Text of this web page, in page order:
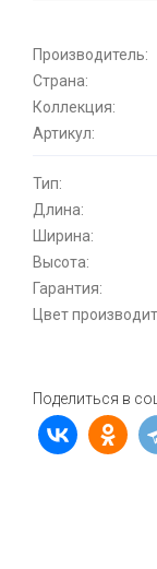
Производитель:
Страна:
Коллекция:
Артикул:
Тип:
Длина:
Ширина:
Высота:
Гарантия:
Цвет
Поделиться в